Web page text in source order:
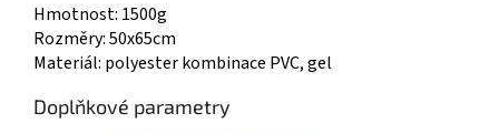
Hmotnost: 1500g
Rozměry: 50x65cm
Materiál: polyester kombinace PVC, gel
Doplňkové parametry